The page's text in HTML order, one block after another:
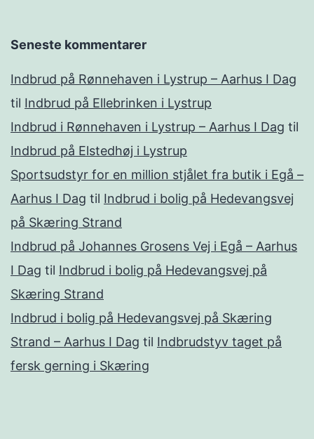
Seneste kommentarer
Indbrud på Rønnehaven i Lystrup – Aarhus I Dag
til Indbrud på Ellebrinken i Lystrup
Indbrud i Rønnehaven i Lystrup – Aarhus I Dag til
Indbrud på Elstedhøj i Lystrup
Sportsudstyr for en million stjålet fra butik i Egå –
Aarhus I Dag til Indbrud i bolig på Hedevangsvej
på Skæring Strand
Indbrud på Johannes Grosens Vej i Egå – Aarhus
I Dag til Indbrud i bolig på Hedevangsvej på
Skæring Strand
Indbrud i bolig på Hedevangsvej på Skæring
Strand – Aarhus I Dag til Indbrudstyv taget på
fersk gerning i Skæring